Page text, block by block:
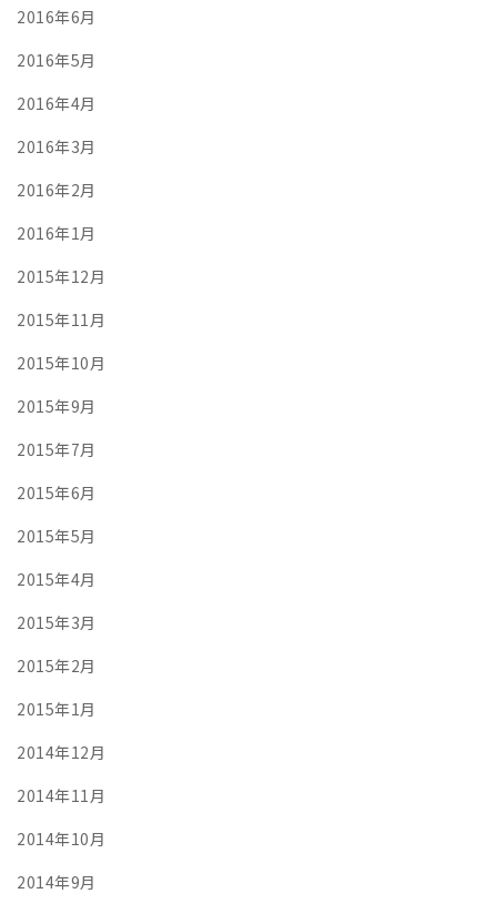
2016年6月
2016年5月
2016年4月
2016年3月
2016年2月
2016年1月
2015年12月
2015年11月
2015年10月
2015年9月
2015年7月
2015年6月
2015年5月
2015年4月
2015年3月
2015年2月
2015年1月
2014年12月
2014年11月
2014年10月
2014年9月